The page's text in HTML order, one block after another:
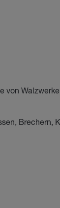
von
Brechern,